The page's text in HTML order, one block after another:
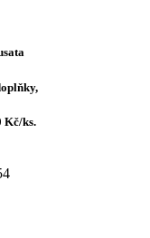
ks.